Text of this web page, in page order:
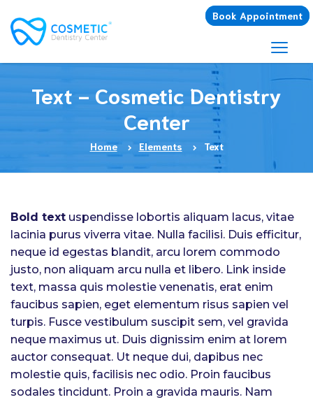
Book Appointment
Text - Cosmetic Dentistry
Center
Home Elements Text
Bold text uspendisse lobortis aliquam lacus, vitae
lacinia purus viverra vitae. Nulla facilisi. Duis efficitur,
neque id egestas blandit, arcu lorem commodo
justo, non aliquam arcu nulla et libero. Link inside
text, massa quis molestie venenatis, erat enim
faucibus sapien, eget elementum risus sapien vel
turpis. Fusce vestibulum suscipit sem, vel gravida
neque maximus ut. Duis dignissim enim at lorem
auctor consequat. Ut neque dui, dapibus nec
molestie quis, facilisis nec odio. Proin faucibus
sodales tincidunt. Proin a gravida mauris. Nam